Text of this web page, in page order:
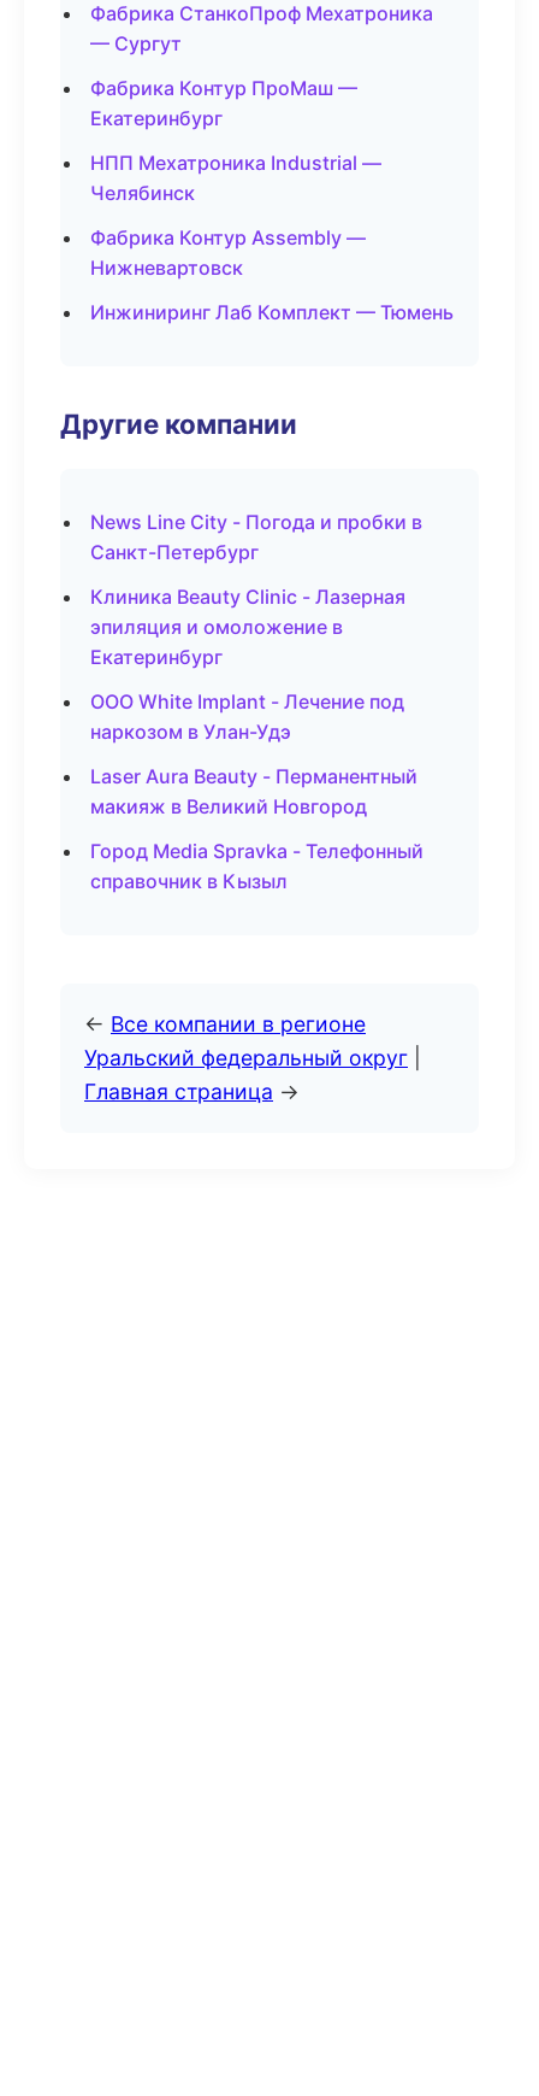
Фабрика СтанкоПроф Мехатроника
— Сургут
Фабрика Контур ПроМаш —
Екатеринбург
НПП Мехатроника Industrial —
Челябинск
Фабрика Контур Assembly —
Нижневартовск
Инжиниринг Лаб Комплект — Тюмень
Другие компании
News Line City - Погода и пробки в
Санкт-Петербург
Клиника Beauty Clinic - Лазерная
эпиляция и омоложение в
Екатеринбург
ООО White Implant - Лечение под
наркозом в Улан-Удэ
Laser Aura Beauty - Перманентный
макияж в Великий Новгород
Город Media Spravka - Телефонный
справочник в Кызыл
← Все компании в регионе
Уральский федеральный округ
Главная страница →